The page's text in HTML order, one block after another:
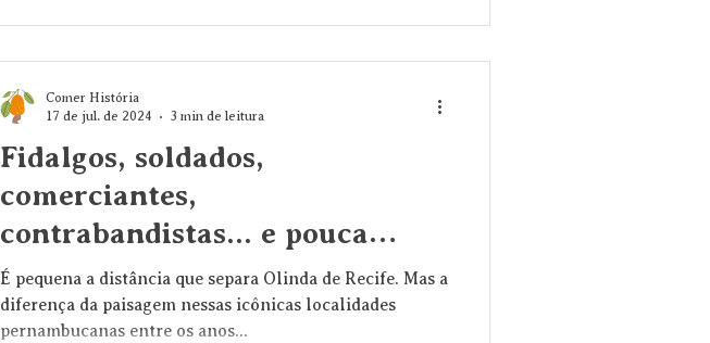
Fidalgos, soldados,
comerciantes,
contrabandistas... e pouca
cerveja | Beber História #2
É pequena a distância que separa Olinda de Recife. Mas a
diferença da paisagem nessas icônicas localidades
pernambucanas entre os anos...
Comer História
17 de jul. de 2024
3 min de leitura